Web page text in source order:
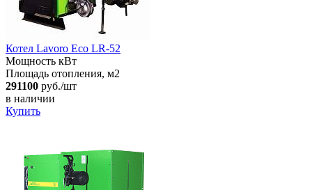
Котел Lavoro Eco LR-52
Мощность кВт
Площадь отопления, м2
291100 руб./шт
в наличии
Купить